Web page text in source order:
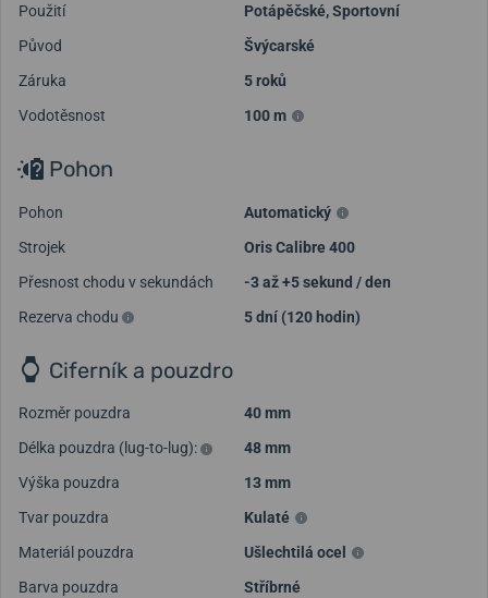
Použití
Potápěčské,Sportovní
Původ
Švýcarské
Záruka
5 roků
Vodotěsnost
100 m
Pohon
Pohon
Automatický
Strojek
Oris Calibre 400
Přesnost chodu v sekundách
-3 až +5 sekund / den
Rezerva chodu
5 dní (120 hodin)
Ciferník a pouzdro
Rozměr pouzdra
40 mm
Délka pouzdra (lug-to-lug):
48 mm
Výška pouzdra
13 mm
Tvar pouzdra
Kulaté
Materiál pouzdra
Ušlechtilá ocel
Barva pouzdra
Stříbrné